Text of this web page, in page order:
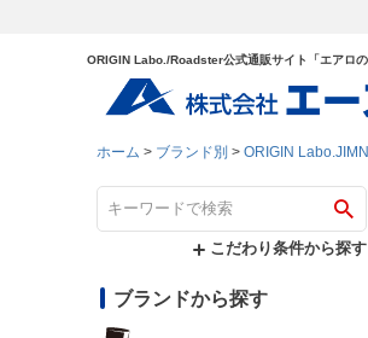
ORIGIN Labo./Roadster公式通販サイト「エアロの
ホーム ブランド別 ORIGIN
こだわり条件から探す
ブランドから探す